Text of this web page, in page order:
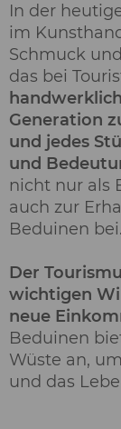
In der
im
Schmuck
das bei
Generation
und jedes
und
nicht nur als
auch zur
Beduinen bei.
Der
wichtigen
neue
Beduinen
Wüste an,
und das